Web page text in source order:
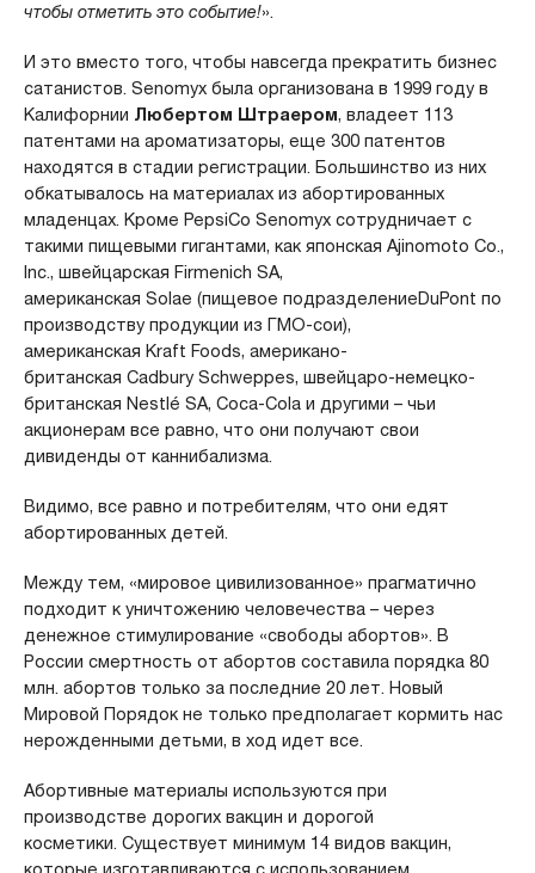
чтобы отметить это событие!».
И это вместо того, чтобы навсегда прекратить бизнес
сатанистов. Senomyx была организована в 1999 году в
Калифорнии Любертом Штраером, владеет 113
патентами на ароматизаторы, еще 300 патентов
находятся в стадии регистрации. Большинство из них
обкатывалось на материалах из абортированных
младенцах. Кроме PepsiCo Senomyx сотрудничает с
такими пищевыми гигантами, как японская Ajinomoto Co.,
Inc., швейцарская Firmenich SA,
американская Solae (пищевое подразделениеDuPont по
производству продукции из ГМО-сои),
американская Kraft Foods, американо-
британская Cadbury Schweppes, швейцаро-немецко-
британская Nestlé SA, Coca-Cola и другими – чьи
акционерам все равно, что они получают свои
дивиденды от каннибализма.
Видимо, все равно и потребителям, что они едят
абортированных детей.
Между тем, «мировое цивилизованное» прагматично
подходит к уничтожению человечества – через
денежное стимулирование «свободы абортов». В
России смертность от абортов составила порядка 80
млн. абортов только за последние 20 лет. Новый
Мировой Порядок не только предполагает кормить нас
нерожденными детьми, в ход идет все.
Абортивные материалы используются при
производстве дорогих вакцин и дорогой
косметики. Существует минимум 14 видов вакцин,